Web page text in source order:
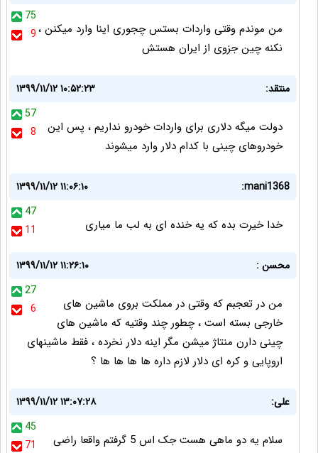
75
9من موندم وقتی واردات بستس چجوری اینا وارد میکنن ،
نکنه چین جزوی از ایران هستش
منتقد:
۱۳۹۹/۱۱/۱۲ ۱۰:۵۲:۲۳
57
8
دولت میگه دلاری برای واردات خودرو نداریم ، پس این
خودروهای چینی با کدام دلار وارد میشوند
mani1368:
۱۳۹۹/۱۱/۱۲ ۱۱:۰۶:۱۰
47
11
خدا خیرت بده که یه خنده ای به لب ما میاری
محسن :
۱۳۹۹/۱۱/۱۲ ۱۱:۲۶:۱۰
27
6
من در تعجبم که وقتی در مملکت بروی ماشین های
خارجی بسته است ، چطور چند وقتیه که ماشین های
چینی دارن منتاژ میشن مگر اینه دلار نخرده ، فقط ماشینهای
اروپایی و کره ای دلار لازم داره ها ها ها ها ؟
علی:
۱۳۹۹/۱۱/۱۲ ۱۳:۰۷:۲۸
45
71
سلام یه دو ماهی هست جک اس 5 گرفتم واقعا راضی